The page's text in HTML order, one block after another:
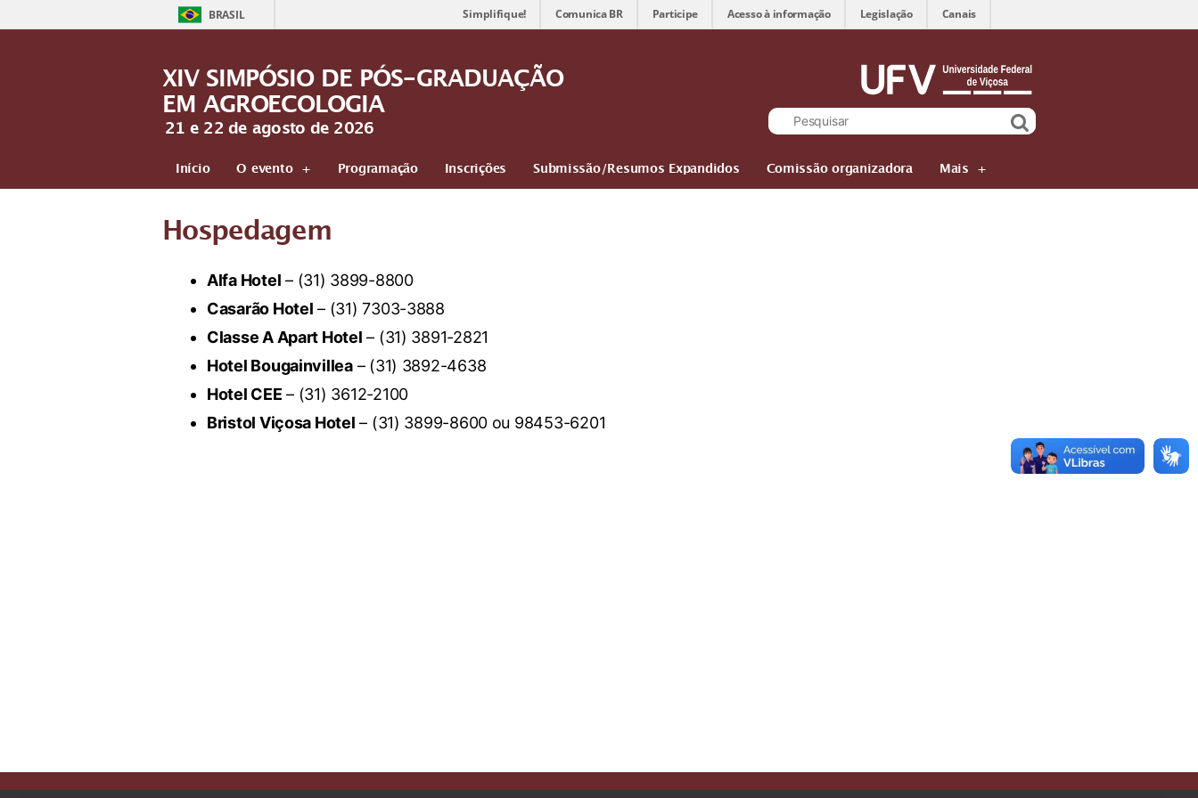
BRASIL Simplifique! Comunica BR Participe Acesso à informação Legislação Canais
XIV SIMPÓSIO DE PÓS-GRADUAÇÃO
EM AGROECOLOGIA
21 e 22 de agosto de 2026
Início O evento Programação Inscrições Submissão/Resumos Expandidos Comissão organizadora Mais
Hospedagem
Alfa Hotel – (31) 3899-8800
Casarão Hotel – (31) 7303-3888
Classe A Apart Hotel – (31) 3891-2821
Hotel Bougainvillea– (31) 3892-4638
Hotel CEE – (31) 3612-2100
Bristol Viçosa Hotel – (31) 3899-8600 ou 98453-6201